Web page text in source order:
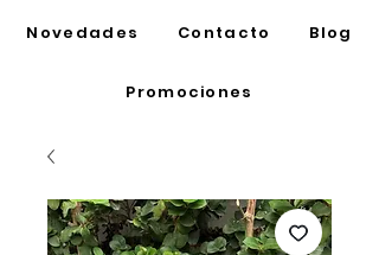
Novedades Contacto Blog
Promociones